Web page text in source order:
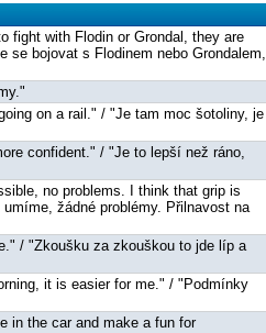
fight with Flodin or Grondal, they are
bojovat s Flodinem nebo Grondalem,
on a rail." / "Je tam moc šotoliny, je
confident." / "Je to lepší než ráno,
no problems. I think that grip is
žádné problémy. Přilnavost na
/ "Zkoušku za zkouškou to jde líp a
it is easier for me." / "Podmínky
in the car and make a fun for